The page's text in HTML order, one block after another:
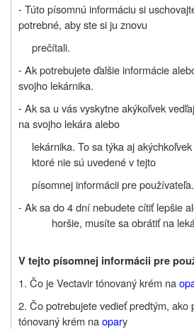
- Túto písomnú informáciu si
potrebné, aby ste si ju znovu
prečítali.
- Ak potrebujete ďalšie informácie
svojho lekárnika.
- Ak sa u vás vyskytne akýkoľvek
na svojho lekára alebo
lekárnika. To sa týka aj
ktoré nie sú uvedené v tejto
písomnej informácii pre
- Ak sa do 4 dní nebudete cítiť lepšie
horšie, musíte sa obrátiť na
V tejto písomnej informácii pre
1. Čo jeVectavir tónovaný krém na
2. Čo potrebujete vedieť predtým, ako
tónovaný krém naopary